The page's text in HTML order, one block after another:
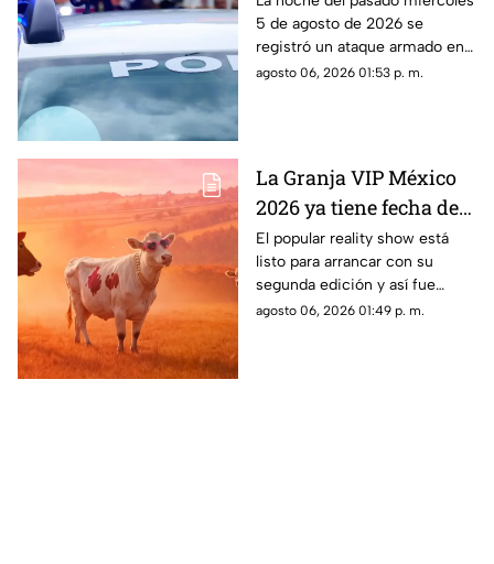
lesionada durante
ataque armado en
Jiutepec
5 de agosto de 2026 se
registró un ataque armado en
el municipio de Jiutepec. El
agosto 06, 2026 01:53 p. m.
La Granja VIP México
2026 ya tiene fecha de
estreno; este es el
primer participante
confirmado
El popular reality show está
listo para arrancar con su
segunda edición y así fue
como anunciaron a su primer
agosto 06, 2026 01:49 p. m.